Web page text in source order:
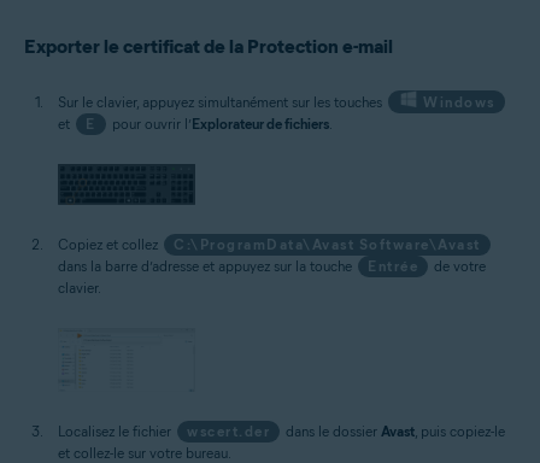
Exporter le certificat de la Protection e-mail
Sur le clavier, appuyez simultanément sur les touches
Windows
et
E pour ouvrir l’Explorateur de fichiers.
Copiez et collez
C:\ProgramData\Avast Software\Avast
dans la barre d’adresse et appuyez sur la touche
Entrée
de votre
clavier.
Localisez le fichier wscert.der dans le dossier Avast , puis copiez-le
et collez-le sur votre bureau.